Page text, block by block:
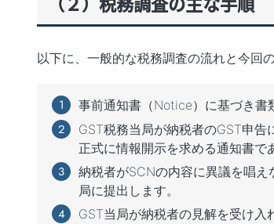
以下に、一般的な税務調査の流れと今回
事前通知書（Notice）に基づき書
GST税務当局が納税者のGST申
正式に情報開示を求める通知書で
納税者がSCNの内容に異議を唱
局に提出します。
GST当局が納税者の見解を受け入